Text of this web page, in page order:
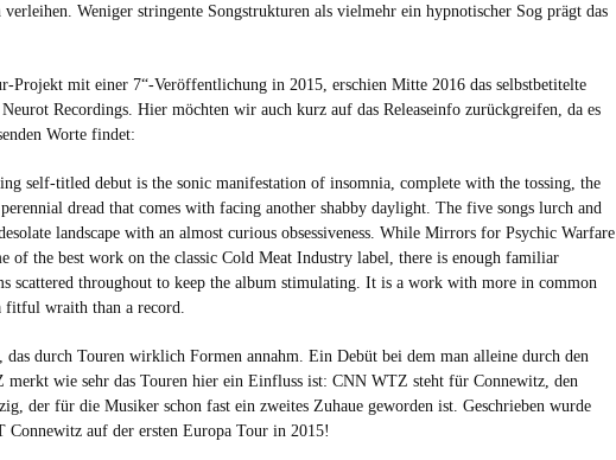
Weniger stringente Songstrukturen als vielmehr ein hypnotischer Sog prägt das
Projekt mit einer 7“-Veröffentlichung in 2015, erschien Mitte 2016 das selbstbetitelte
Recordings. Hier möchten wir auch kurz auf das Releaseinfo zurückgreifen, da es
Worte findet:
self-titled debut is the sonic manifestation of insomnia, complete with the tossing, the
dread that comes with facing another shabby daylight. The five songs lurch and
landscape with an almost curious obsessiveness. While Mirrors for Psychic Warfare
of the best work on the classic Cold Meat Industry label, there is enough familiar
scattered throughout to keep the album stimulating. It is a work with more in common
fitful wraith than a record.
durch Touren wirklich Formen annahm. Ein Debüt bei dem man alleine durch den
merkt wie sehr das Touren hier ein Einfluss ist: CNN WTZ steht für Connewitz, den
der für die Musiker schon fast ein zweites Zuhaue geworden ist. Geschrieben wurde
Connewitz auf der ersten Europa Tour in 2015!